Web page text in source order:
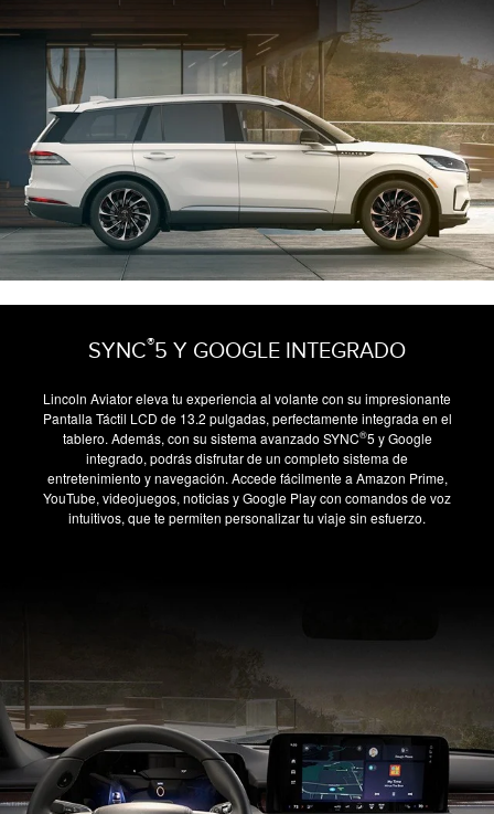
SYNC®5 Y GOOGLE INTEGRADO
Lincoln Aviator eleva tu experiencia al volante con su impresionante
Pantalla Táctil LCD de 13.2 pulgadas, perfectamente integrada en el
tablero. Además, con su sistema avanzado SYNC®5 y Google
integrado, podrás disfrutar de un completo sistema de
entretenimiento y navegación. Accede fácilmente a Amazon Prime,
YouTube, videojuegos, noticias y Google Play con comandos de voz
intuitivos, que te permiten personalizar tu viaje sin esfuerzo.